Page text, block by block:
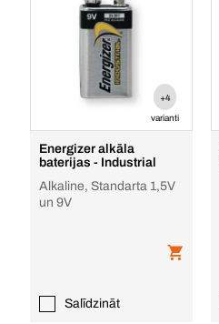
+4
varianti
Energizer alkāla
baterijas - Industrial
Alkaline, Standarta 1,5V
un 9V
Salīdzināt